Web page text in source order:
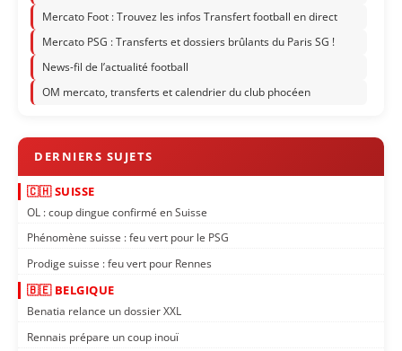
Mercato Foot : Trouvez les infos Transfert football en direct
Mercato PSG : Transferts et dossiers brûlants du Paris SG !
News-fil de l’actualité football
OM mercato, transferts et calendrier du club phocéen
🇨🇭 SUISSE
OL : coup dingue confirmé en Suisse
Phénomène suisse : feu vert pour le PSG
Prodige suisse : feu vert pour Rennes
🇧🇪 BELGIQUE
Benatia relance un dossier XXL
Rennais prépare un coup inouï